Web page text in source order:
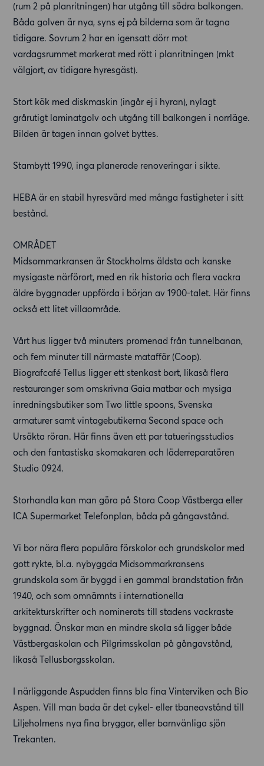
(rum 2 på planritningen) har utgång till södra balkongen.
Båda golven är nya, syns ej på bilderna som är tagna
tidigare. Sovrum 2 har en igensatt dörr mot
vardagsrummet markerat med rött i planritningen (mkt
välgjort, av tidigare hyresgäst).
Stort kök med diskmaskin (ingår ej i hyran), nylagt
grårutigt laminatgolv och utgång till balkongen i norrläge.
Bilden är tagen innan golvet byttes.
Stambytt 1990, inga planerade renoveringar i sikte.
HEBA är en stabil hyresvärd med många fastigheter i sitt
bestånd.
OMRÅDET
Midsommarkransen är Stockholms äldsta och kanske
mysigaste närförort, med en rik historia och flera vackra
äldre byggnader uppförda i början av 1900-talet. Här finns
också ett litet villaområde.
Vårt hus ligger två minuters promenad från tunnelbanan,
och fem minuter till närmaste mataffär (Coop).
Biografcafé Tellus ligger ett stenkast bort, likaså flera
restauranger som omskrivna Gaia matbar och mysiga
inredningsbutiker som Two little spoons, Svenska
armaturer samt vintagebutikerna Second space och
Ursäkta röran. Här finns även ett par tatueringsstudios
och den fantastiska skomakaren och läderreparatören
Studio 0924.
Storhandla kan man göra på Stora Coop Västberga eller
ICA Supermarket Telefonplan, båda på gångavstånd.
Vi bor nära flera populära förskolor och grundskolor med
gott rykte, bl.a. nybyggda Midsommarkransens
grundskola som är byggd i en gammal brandstation från
1940, och som omnämnts i internationella
arkitekturskrifter och nominerats till stadens vackraste
byggnad. Önskar man en mindre skola så ligger både
Västbergaskolan och Pilgrimsskolan på gångavstånd,
likaså Tellusborgsskolan.
I närliggande Aspudden finns bla fina Vinterviken och Bio
Aspen. Vill man bada är det cykel- eller tbaneavstånd till
Liljeholmens nya fina bryggor, eller barnvänliga sjön
Trekanten.